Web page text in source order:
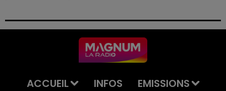
permis et la confiscation de son véhicule.
ACCUEIL INFOS
EMISSIONS